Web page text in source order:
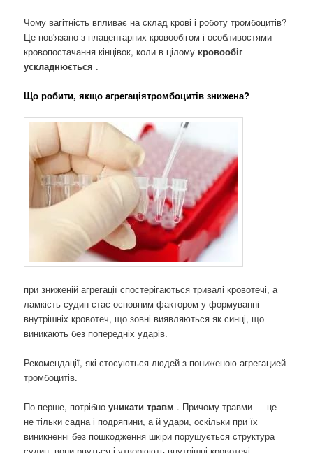
Чому вагітність впливає на склад крові і роботу тромбоцитів?
Це пов'язано з плацентарних кровообігом і особливостями
кровопостачання кінцівок, коли в цілому кровообіг
ускладнюється .
Що робити, якщо агрегаціятромбоцитів знижена?
при зниженій агрегації спостерігаються тривалі кровотечі, а
ламкість судин стає основним фактором у формуванні
внутрішніх кровотеч, що зовні виявляються як синці, що
виникають без попередніх ударів.
Рекомендації, які стосуються людей з пониженою агрегацией
тромбоцитів.
По-перше, потрібноуникати травм . Причому травми — це
не тільки садна і подряпини, а й удари, оскільки при їх
виникненні без пошкодження шкіри порушується структура